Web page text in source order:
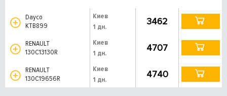
Dayco
KTB899
Киев
1 дн.
3462
RENAULT
130C13130R
Киев
1 дн.
4707
RENAULT
130C19656R
Киев
1 дн.
4740